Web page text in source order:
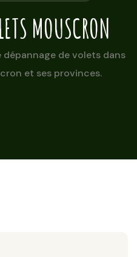
MOUSCRON
de volets dans
et ses provinces.